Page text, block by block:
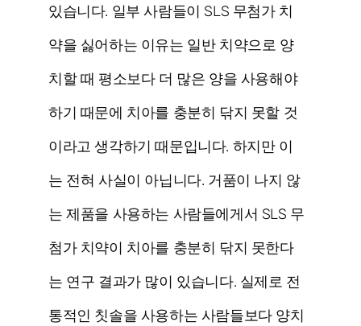
있습니다. 일부 사람들이 SLS 무첨가 치
약을 싫어하는 이유는 일반 치약으로 양
치할 때 평소보다 더 많은 양을 사용해야
하기 때문에 치아를 충분히 닦지 못할 것
이라고 생각하기 때문입니다. 하지만 이
는 전혀 사실이 아닙니다. 거품이 나지 않
는 제품을 사용하는 사람들에게서 SLS 무
첨가 치약이 치아를 충분히 닦지 못한다
는 연구 결과가 많이 있습니다. 실제로 전
통적인 칫솔을 사용하는 사람들보다 양치